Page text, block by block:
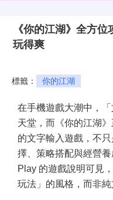
《你的江湖》全方位
玩得爽
標籤： 你的江湖
在手機遊戲大潮中，
天堂，而《你的江湖
的文字輸入遊戲，不
擇、策略搭配與經營
Play 的遊戲說明可見
玩法」的風格，而非純